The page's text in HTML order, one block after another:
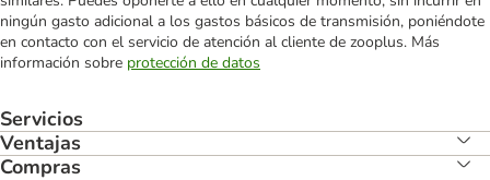
ningún gasto adicional a los gastos básicos de transmisión, poniéndote
en contacto con el servicio de atención al cliente de zooplus. Más
información sobre protección de datos
Servicios
Ventajas
Compras